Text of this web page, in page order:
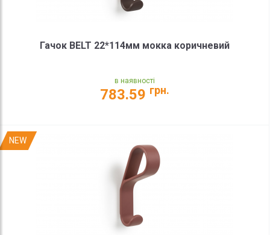
Гачок BELT 22*114мм мокка коричневий
в наявності
783.59 грн.
NEW